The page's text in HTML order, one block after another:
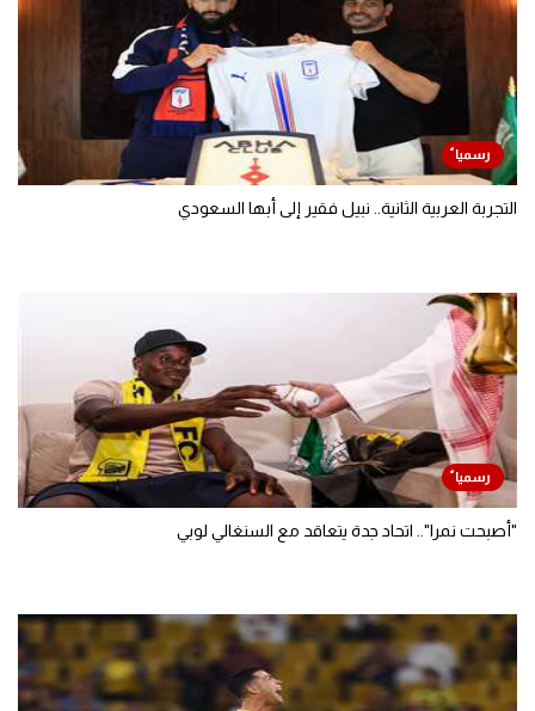
التجربة العربية الثانية.. نبيل فقير إلى أبها السعودي
"أصبحت نمرا".. اتحاد جدة يتعاقد مع السنغالي لوبي